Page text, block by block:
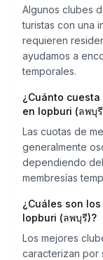
Algunos clubes
turistas con una
requieren
ayudamos a
temporales.
¿Cuánto
en lopburi (ลพบุ
Las cuotas de
generalmente
dependiendo
membresías
¿Cuáles son
lopburi (ลพบุรี)?
Los mejores
caracterizan por